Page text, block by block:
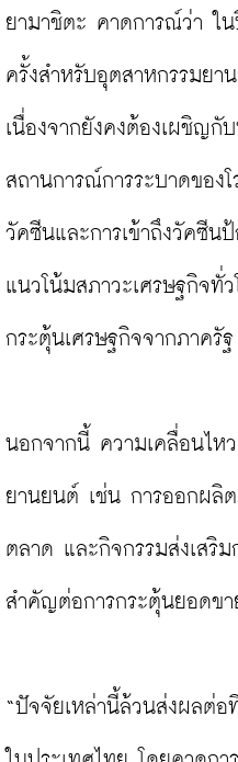
ยามาชิตะ คาดการณ์ว่า ใ
ครั้งสำหรับอุตสาหกรรมยา
เนื่องจากยังคงต้องเผชิญกั
สถานการณ์การระบาดของ
วัคซีนและการเข้าถึงวัคซีน
แนวโน้มสภาวะเศรษฐกิจทั่
กระตุ้นเศรษฐกิจจากภาครัฐ
นอกจากนี้ ความเคลื่อนไห
ยานยนต์ เช่น การออกผลิ
ตลาด และกิจกรรมส่งเสริ
สำคัญต่อการกระตุ้นยอดขา
“ปัจจัยเหล่านี้ล้วนส่งผลต่